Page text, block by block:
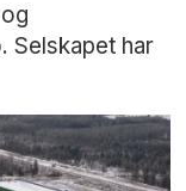
Selskapet har